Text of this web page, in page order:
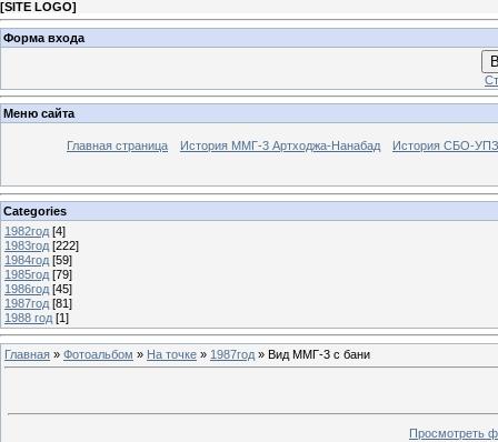
[SITE LOGO]
Форма входа
Меню сайта
Главная страница История ММГ-3 Артходжа-Нанабад История СБО-УПЗ
Categories
1982год [4]
1983год [222]
1984год [59]
1985год [79]
1986год [45]
1987год [81]
1988 год [1]
Главная » Фотоальбом » На точке » 1987год » Вид ММГ-3 с бани
Просмотреть